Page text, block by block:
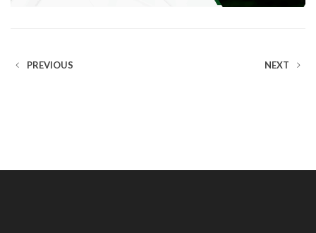
PREVIOUS NEXT